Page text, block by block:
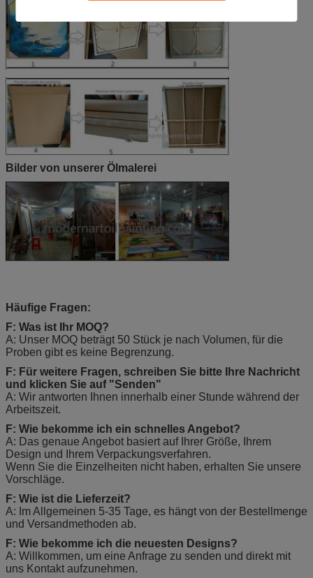
Bilder von unserer Ölmalerei
Häufige Fragen:
F: Was ist Ihr MOQ?
A: Unser MOQ beträgt 50 Stück je nach Volumen, für die
Proben gibt es keine Begrenzung.
F: Für weitere Fragen, schreiben Sie bitte Ihre Nachricht
und klicken Sie auf "Senden"
A: Wir antworten Ihnen innerhalb einer Stunde während der
Arbeitszeit.
F: Wie bekomme ich ein schnelles Angebot?
A: Das genaue Angebot basiert auf Ihrer Größe, Ihrem
Design und Ihrem Verpackungsverfahren.
Wenn Sie die Einzelheiten nicht haben, erhalten Sie unsere
Vorschläge.
F: Wie ist die Lieferzeit?
A: Im Allgemeinen 5-35 Tage, es hängt von der Bestellmenge
und Versandmethoden ab.
F: Wie bekomme ich die neuesten Designs?
A: Willkommen, um eine Anfrage zu senden und direkt mit
uns Kontakt aufzunehmen.